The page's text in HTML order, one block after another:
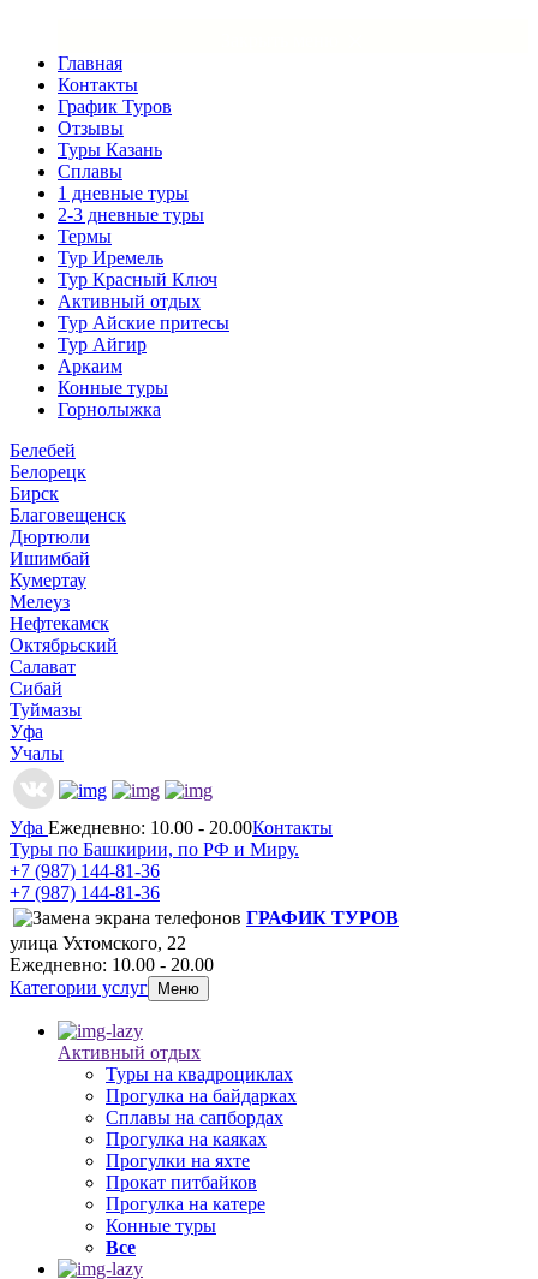
Главная
Контакты
График Туров
Отзывы
Туры Казань
Сплавы
1 дневные туры
2-3 дневные туры
Термы
Тур Иремель
Тур Красный Ключ
Активный отдых
Тур Айские притесы
Тур Айгир
Аркаим
Конные туры
Горнолыжка
Белебей
Белорецк
Бирск
Благовещенск
Дюртюли
Ишимбай
Кумертау
Мелеуз
Нефтекамск
Октябрьский
Салават
Сибай
Туймазы
Уфа
Учалы
Уфа Ежедневно: 10.00 - 20.00Контакты
Туры по Башкирии, по РФ и Миру.
+7 (987) 144-81-36
+7 (987) 144-81-36
ГРАФИК ТУРОВ
улица Ухтомского, 22
Ежедневно: 10.00 - 20.00
Категории услуг
Меню
Активный отдых
Туры на квадроциклах
Прогулка на байдарках
Сплавы на сапбордах
Прогулка на каяках
Прогулки на яхте
Прокат питбайков
Прогулка на катере
Конные туры
Все